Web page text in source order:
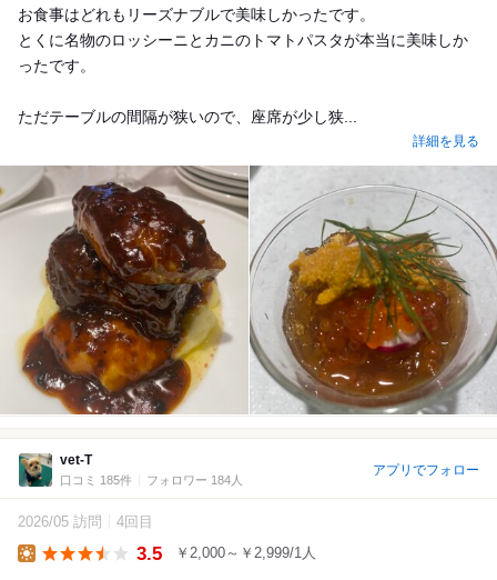
お食事はどれもリーズナブルで美味しかったです。
とくに名物のロッシーニとカニのトマトパスタが本当に美味しか
ったです。
ただテーブルの間隔が狭いので、座席が少し狭...
詳細を見る
vet-T
口コミ 185件 フォロワー 184人
アプリでフォロー
2026/05 訪問 4回目
3.5 ￥2,000～￥2,999/1人